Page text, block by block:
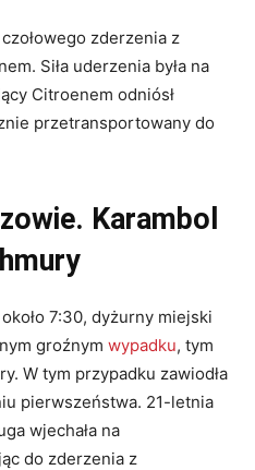
zderzenia z
Siła uderzenia była na
Citroenem odniósł
przetransportowany do
Karambol
7:30, dyżurny miejski
groźnym wypadku, tym
W tym przypadku zawiodła
pierwszeństwa. 21-letnia
wjechała na
do zderzenia z